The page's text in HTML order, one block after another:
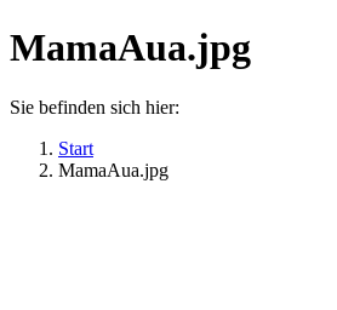
MamaAua.jpg
Sie befinden sich hier:
Start
MamaAua.jpg